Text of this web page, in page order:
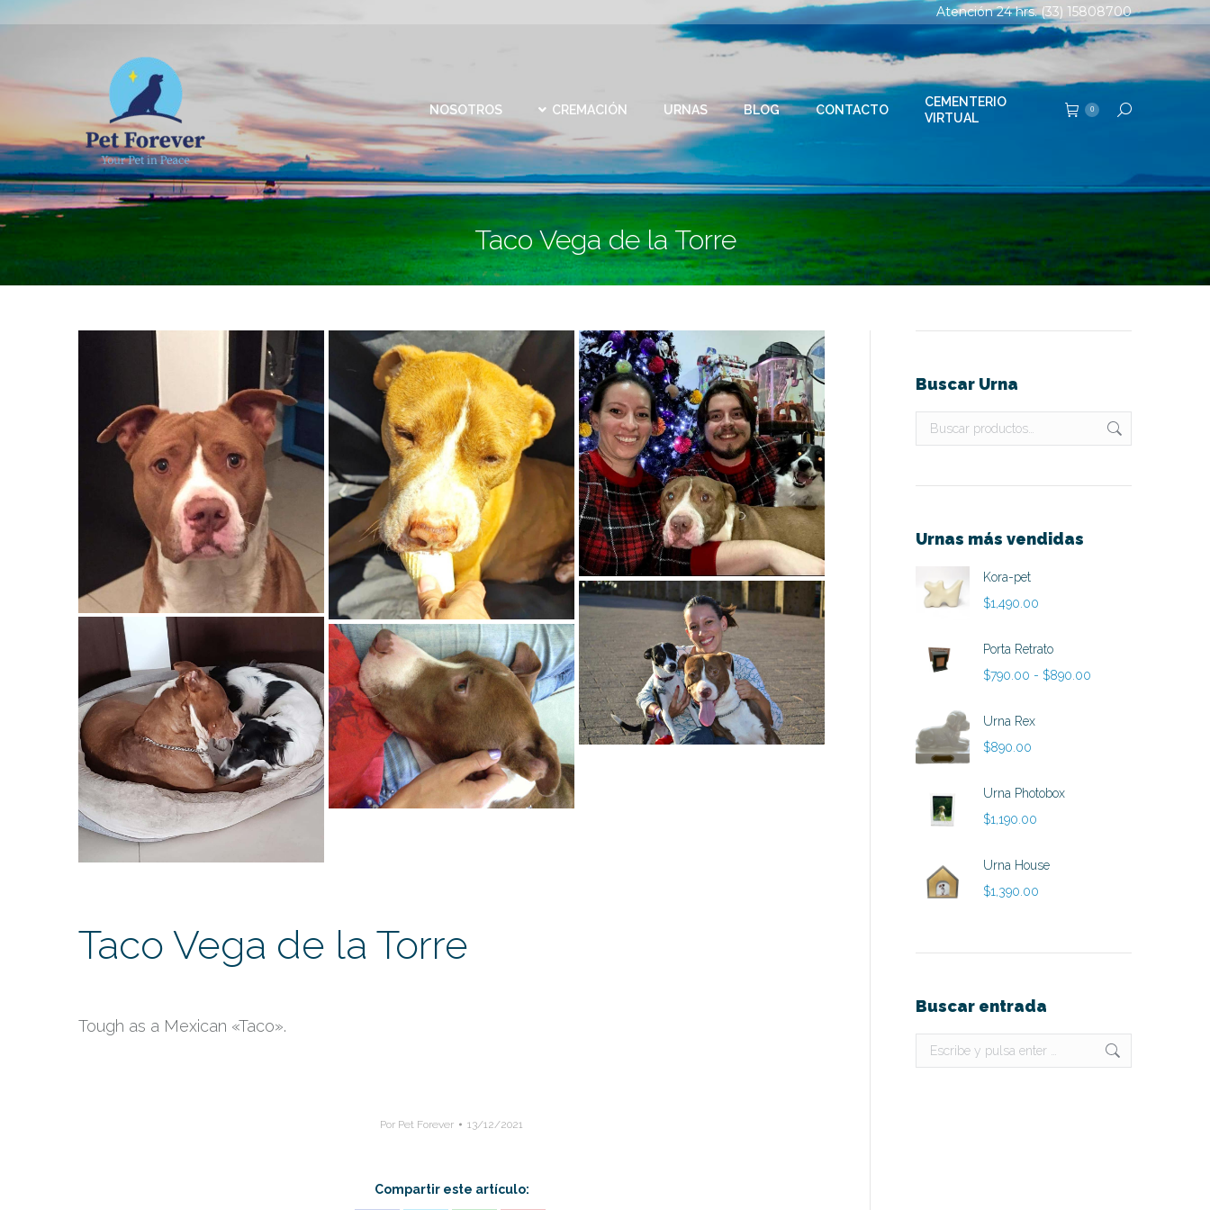
Atención 24 hrs. (33) 15808700
NOSOTROS CREMACIÓN URNAS BLOG CONTACTO
CEMENTERIO
VIRTUAL
0 Buscar:
Taco Vega de la Torre
Taco Vega de la Torre
Tough as a Mexican «Taco».
Por Pet Forever 13/12/2021
Compartir este artículo:
Buscar Urna
Urnas más vendidas
Kora-pet
$1,490.00
Porta Retrato
$790.00 - $890.00
Urna Rex
$890.00
Urna Photobox
$1,190.00
Urna House
$1,390.00
Buscar entrada
Buscar:
CONTACTO
CEMENTERIO
VIRTUAL
0 Buscar: